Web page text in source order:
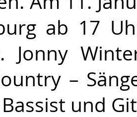
ab 17
Jonny
–
Bassist und